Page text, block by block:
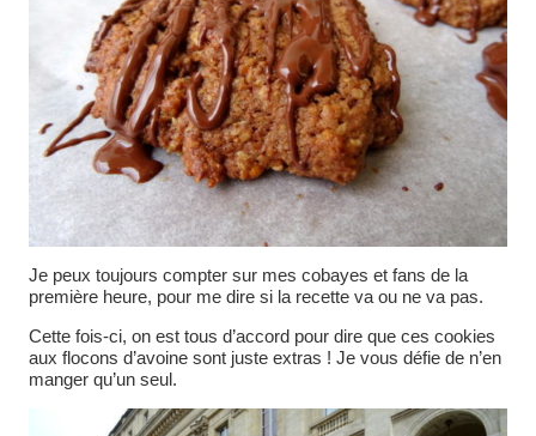
Je peux toujours compter sur mes cobayes et fans de la
première heure, pour me dire si la recette va ou ne va pas.
Cette fois-ci, on est tous d’accord pour dire que ces cookies
aux flocons d’avoine sont juste extras ! Je vous défie de n’en
manger qu’un seul.